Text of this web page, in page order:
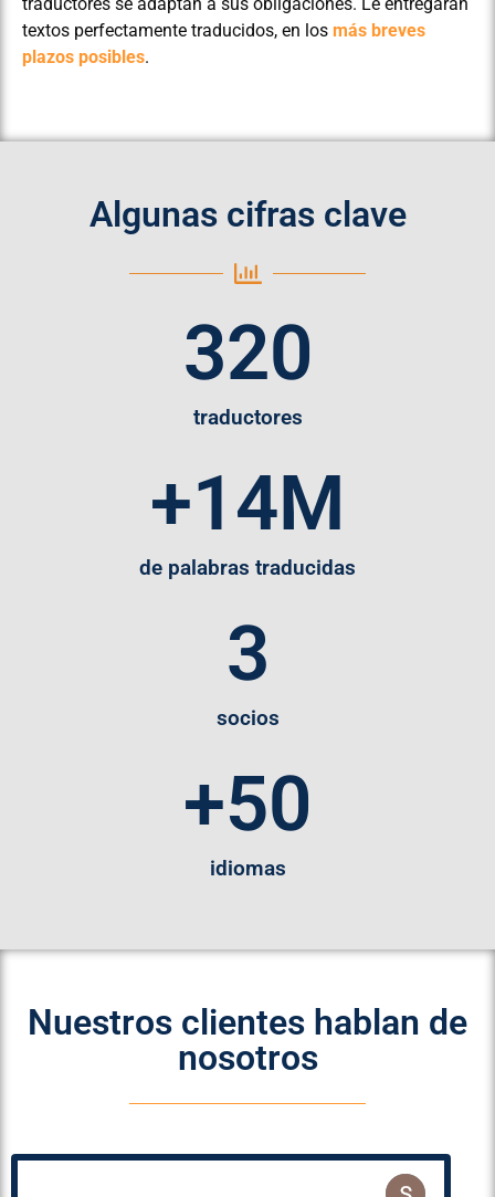
textos perfectamente traducidos, en los más breves
plazos posibles.
Algunas cifras clave
traductores
320
de palabras traducidas
+14M
socios
3
idiomas
+50
Nuestros clientes hablan de
nosotros